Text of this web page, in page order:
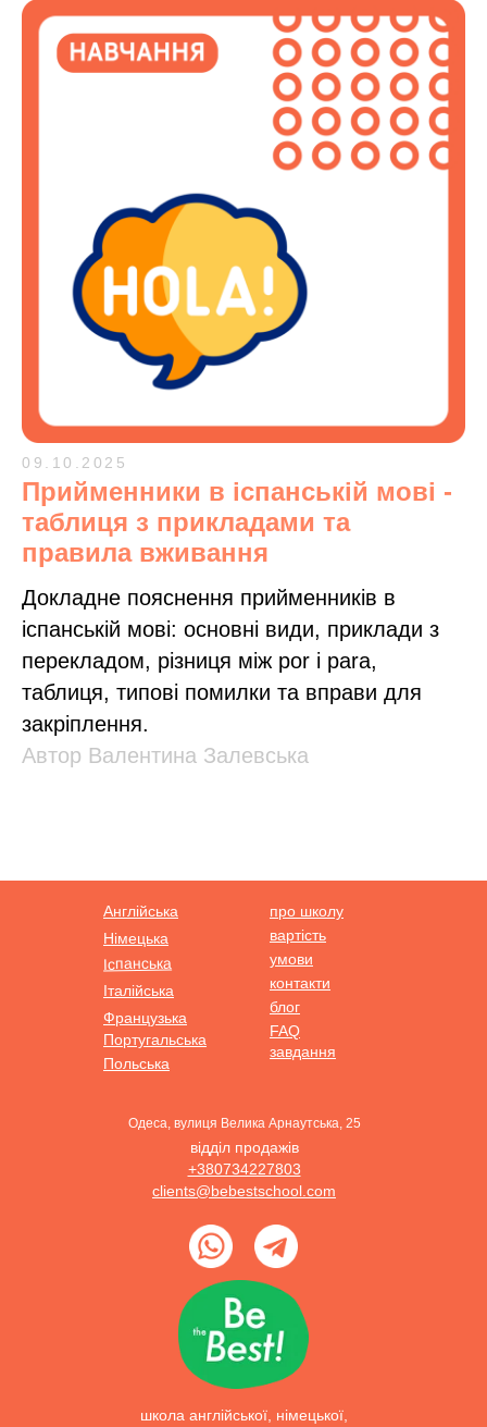
09.10.2025
Прийменники в іспанській мові -
таблиця з прикладами та
правила вживання
Докладне пояснення прийменників в
іспанській мові: основні види, приклади з
перекладом, різниця між por і para,
таблиця, типові помилки та вправи для
закріплення.
Автор Валентина Залевська
про школу
вартість
умови
завдання
FAQ
відділ продажів
+380734227803
clients@bebestschool.com
школа англійської, німецької,
блог
контакти
Німецька
Англійська
Іспанська
Італійська
Французька
Португальська
Польська
Одеса, вулиця Велика Арнаутська, 25